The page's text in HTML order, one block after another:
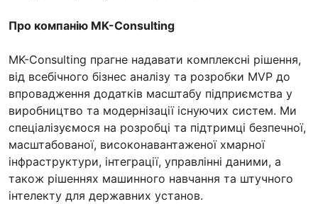
Про компанію MK-Consulting
MK-Consulting прагне надавати комплексні рішення,
від всебічного бізнес аналізу та розробки MVP до
впровадження додатків масштабу підприємства у
виробництво та модернізації існуючих систем. Ми
спеціалізуємося на розробці та підтримці безпечної,
масштабованої, високонавантаженої хмарної
інфраструктури, інтеграції, управлінні даними, а
також рішеннях машинного навчання та штучного
інтелекту для державних установ.